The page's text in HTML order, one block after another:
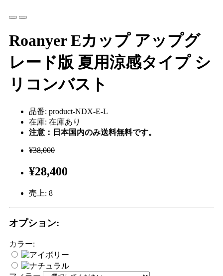
Roanyer Eカップ アップグ
レード版 夏用涼感タイプ シ
リコンバスト
品番: product-NDX-E-L
在庫: 在庫あり
注意：日本国内のみ送料無料です。
¥38,000
¥28,400
売上: 8
オプション:
カラー: